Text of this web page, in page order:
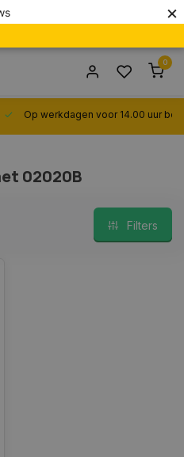
×
0
Op werkdagen voor 14.00 uur
02020B
Filters